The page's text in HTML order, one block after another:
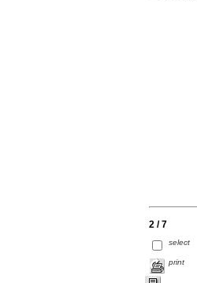
2 / 7
select
print